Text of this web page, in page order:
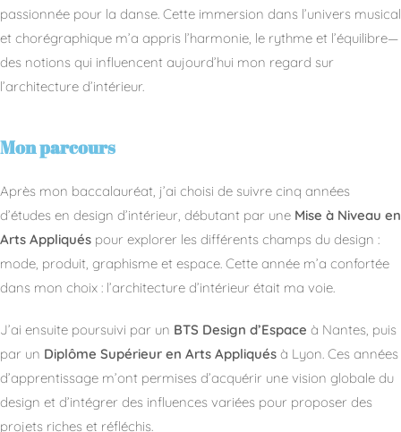
passionnée pour la danse. Cette immersion dans l’univers musical
et chorégraphique m’a appris l’harmonie, le rythme et l’équilibre—
des notions qui influencent aujourd’hui mon regard sur
l’architecture d’intérieur.
Mon parcours
Après mon baccalauréat, j’ai choisi de suivre cinq années
d’études en design d’intérieur, débutant par une Mise à Niveau en
Arts Appliqués pour explorer les différents champs du design :
mode, produit, graphisme et espace. Cette année m’a confortée
dans mon choix : l’architecture d’intérieur était ma voie.
J’ai ensuite poursuivi par un BTS Design d’Espace à Nantes, puis
par un Diplôme Supérieur en Arts Appliqués à Lyon. Ces années
d’apprentissage m’ont permises d’acquérir une vision globale du
design et d’intégrer des influences variées pour proposer des
projets riches et réfléchis.